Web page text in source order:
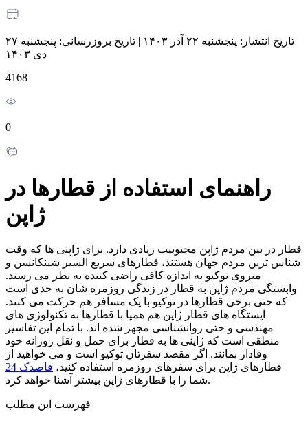
تاریخ انتشار: پنجشنبه ۲۲ آذر ۱۴۰۳ | تاریخ بروزرسانی:
پنجشنبه ۲۷
دی ۱۴۰۳
4168
0
راهنمای استفاده از قطارها در
ژاپن
قطار در بین مردم ژاپن محبوبیت زیادی دارد. برای ژاپنی ها که وقت
شناس ترین مردم جهان هستند، قطارهای سریع السیر شینکانسن و
متروی توکیو به اندازه کافی راضی کننده به نظر می رسند.
وابستگی مردم ژاپن به قطار در زندگی روزمره شان به حدی است
که حتی برخی قطارها در توکیو با یک مسافر هم حرکت می کنند.
ایستگاه های قطار ژاپن هم همپا با قطارها به تکنولوژی های
مهندسی و حتی روانشناسی مجهز شده اند. با تمام این تفاسیر
منطقی است که ژاپنی ها به قطار برای حمل و نقل روزانه خود
وفادار بمانند. اگر مقصد سفرتان توکیو است و می خواهید از
قطارهای ژاپن برای سفرهای روزمره استفاده کنید، قاصدک 24
شما را با قطارهای ژاپن بیشتر آشنا خواهد کرد.
فهرست این مطلب